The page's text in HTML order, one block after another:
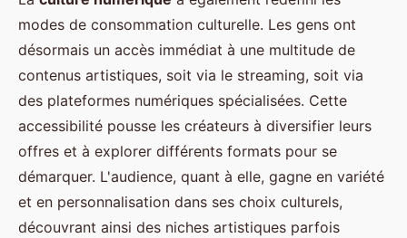
modes de consommation culturelle. Les gens ont
désormais un accès immédiat à une multitude de
contenus artistiques, soit via le streaming, soit via
des plateformes numériques spécialisées. Cette
accessibilité pousse les créateurs à diversifier leurs
offres et à explorer différents formats pour se
démarquer. L'audience, quant à elle, gagne en variété
et en personnalisation dans ses choix culturels,
découvrant ainsi des niches artistiques parfois